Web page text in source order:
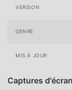
VERSION
GENRE
MIS À JOUR
Captures d'écran